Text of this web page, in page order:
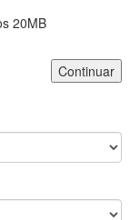
20MB
Continuar